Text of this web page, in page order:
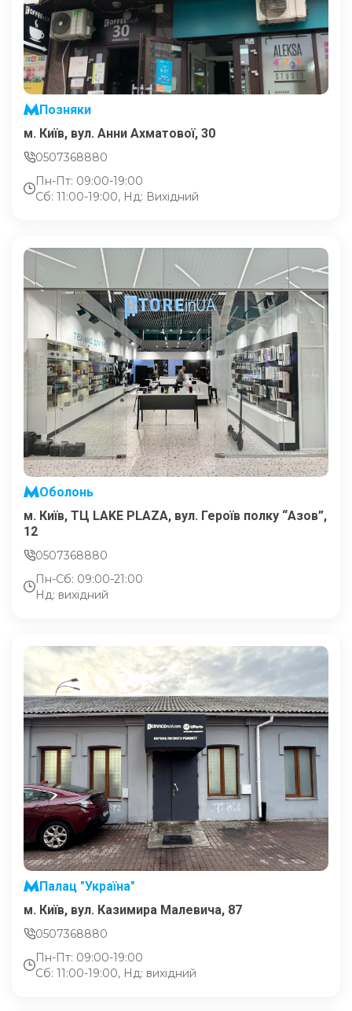
Позняки
м. Київ, вул. Анни Ахматової, 30
0507368880
Пн-Пт: 09:00-19:00
Сб: 11:00-19:00, Нд: Вихідний
Оболонь
м. Київ, ТЦ LAKE PLAZA, вул. Героїв полку “Азов”,
12
0507368880
Пн-Сб: 09:00-21:00
Нд: вихідний
Палац "Україна"
м. Київ, вул. Казимира Малевича, 87
0507368880
Пн-Пт: 09:00-19:00
Сб: 11:00-19:00, Нд: вихідний